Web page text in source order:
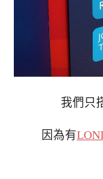
我們只
因為有